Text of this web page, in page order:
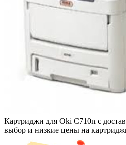
Картриджи для Oki C710n с
выбор и низкие цены на